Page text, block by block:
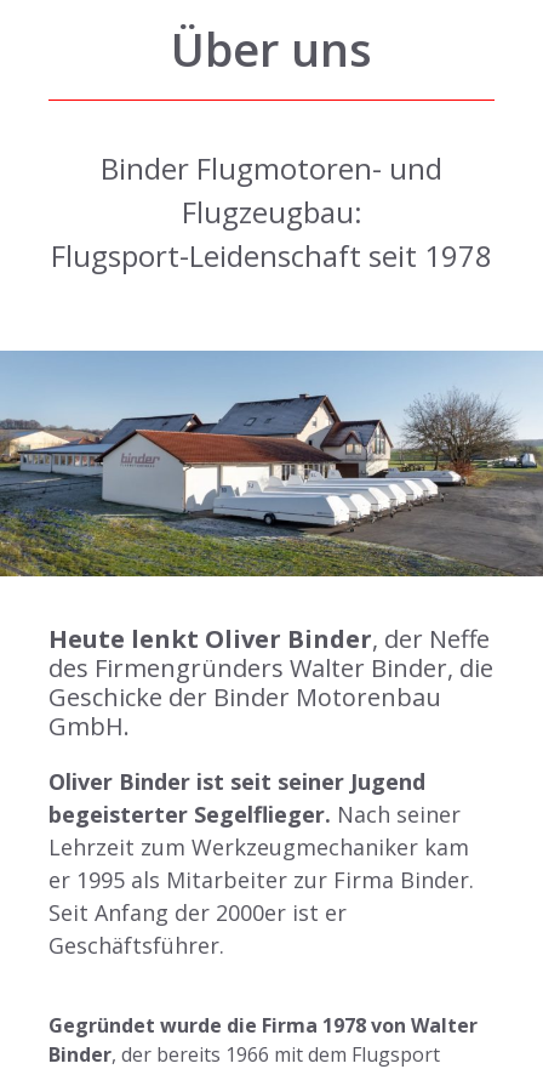
Über uns
Binder Flugmotoren- und
Flugzeugbau:
Flugsport-Leidenschaft seit 1978
Heute lenkt Oliver Binder, der Neffe
des Firmengründers Walter Binder, die
Geschicke der Binder Motorenbau
GmbH.
Oliver Binder ist seit seiner Jugend
begeisterter Segelflieger. Nach seiner
Lehrzeit zum Werkzeugmechaniker kam
er 1995 als Mitarbeiter zur Firma Binder.
Seit Anfang der 2000er ist er
Geschäftsführer.
Gegründet wurde die Firma 1978 von Walter
Binder, der bereits 1966 mit dem Flugsport